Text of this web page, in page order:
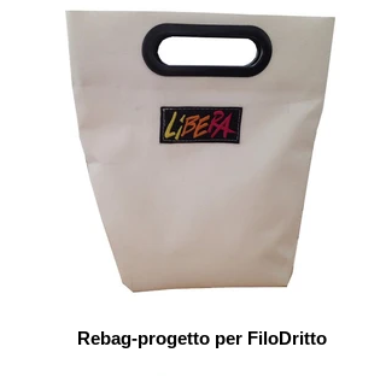
Rebag-progetto per FiloDritto